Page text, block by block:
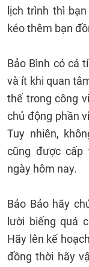
lịch trình thì
kéo thêm bạn
Bảo Bình có cá
và ít khi quan
thế trong công
chủ động phần
Tuy nhiên,
cũng được cấp
ngày hôm nay.
Bảo Bảo hãy
lười biếng quá
Hãy lên kế
đồng thời hãy